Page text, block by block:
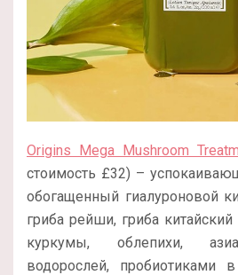
Origins Mega Mushroom
стоимость £32) –
обогащенный гиалуроновой
гриба рейши, гриба
куркумы, облепихи,
водорослей, пробиотиками